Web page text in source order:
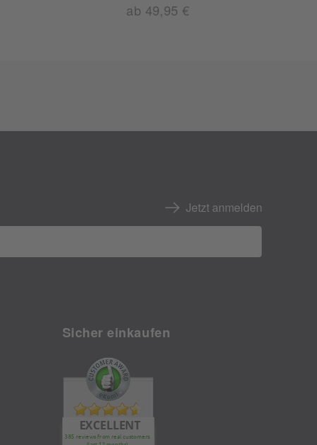
ab 49,95 €
Jetzt anmelden
Sicher einkaufen
EXCELLENT
385 reviews from real customers